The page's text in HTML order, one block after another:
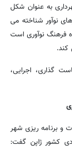
به عنوان شکل
نوآور شناخته می
فرهنگ نوآوری است
کند.
تواند در 4 سطح سیاست گذاری، اجرایی،
و برنامه ریزی شهر
کشور ژاپن گفت: